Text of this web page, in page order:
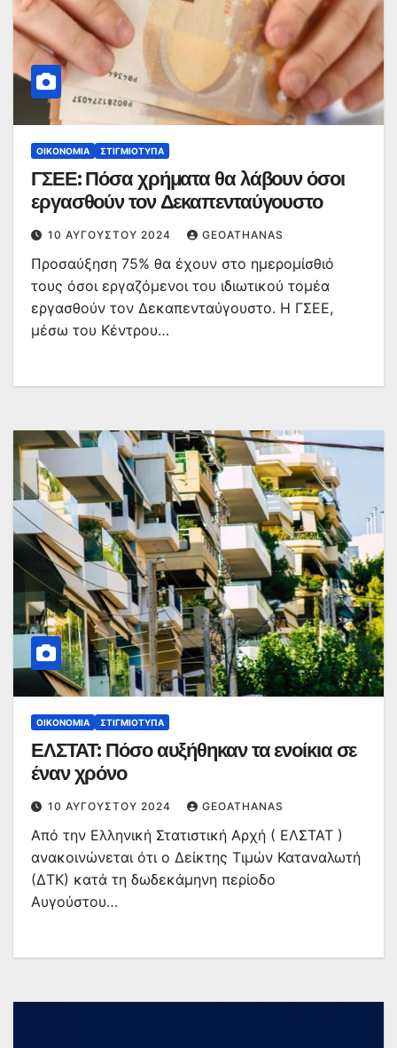
ΟΙΚΟΝΟΜΊΑ ΣΤΙΓΜΙΌΤΥΠΑ
ΓΣΕΕ: Πόσα χρήματα θα λάβουν όσοι
εργασθούν τον Δεκαπενταύγουστο
10 ΑΥΓΟΎΣΤΟΥ 2024 GEOATHANAS
Προσαύξηση 75% θα έχουν στο ημερομίσθιό
τους όσοι εργαζόμενοι του ιδιωτικού τομέα
εργασθούν τον Δεκαπενταύγουστο. H ΓΣΕΕ,
μέσω του Κέντρου…
ΟΙΚΟΝΟΜΊΑ ΣΤΙΓΜΙΌΤΥΠΑ
ΕΛΣΤΑΤ: Πόσο αυξήθηκαν τα ενοίκια σε
έναν χρόνο
10 ΑΥΓΟΎΣΤΟΥ 2024 GEOATHANAS
Από την Ελληνική Στατιστική Αρχή ( ΕΛΣΤΑΤ )
ανακοινώνεται ότι ο Δείκτης Τιμών Καταναλωτή
(ΔΤΚ) κατά τη δωδεκάμηνη περίοδο
Αυγούστου…